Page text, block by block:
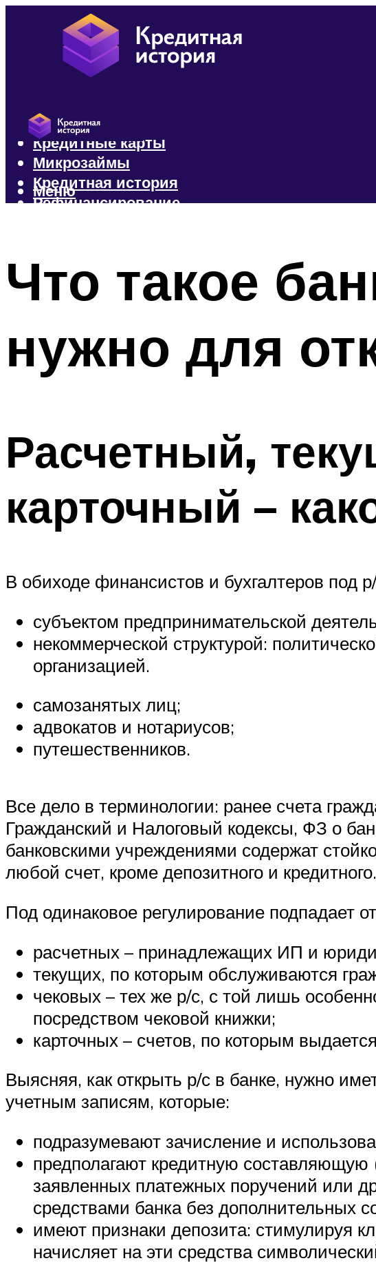
Кредиты
Кредитные карты
Микрозаймы
Кредитная история
Рефинансирование
Меню
Что такое
нужно для
Расчетный,
карточный –
В обиходе финансистов и бухгалтеров под
субъектом предпринимательской
некоммерческой структурой:
организацией.
самозанятых лиц;
адвокатов и нотариусов;
путешественников.
Все дело в терминологии: ранее счета
Гражданский и Налоговый кодексы, ФЗ о
банковскими учреждениями содержат
любой счет, кроме депозитного и кредитного.
Под одинаковое регулирование подпадает
расчетных – принадлежащих ИП и
текущих, по которым обслуживаются
чековых – тех же р/с, с той лишь
посредством чековой книжки;
карточных – счетов, по которым
Выясняя, как открыть р/с в банке, нужно
учетным записям, которые:
подразумевают зачисление и
предполагают кредитную составляющую
заявленных платежных поручений или
средствами банка без дополнительных
имеют признаки депозита: стимулируя
начисляет на эти средства